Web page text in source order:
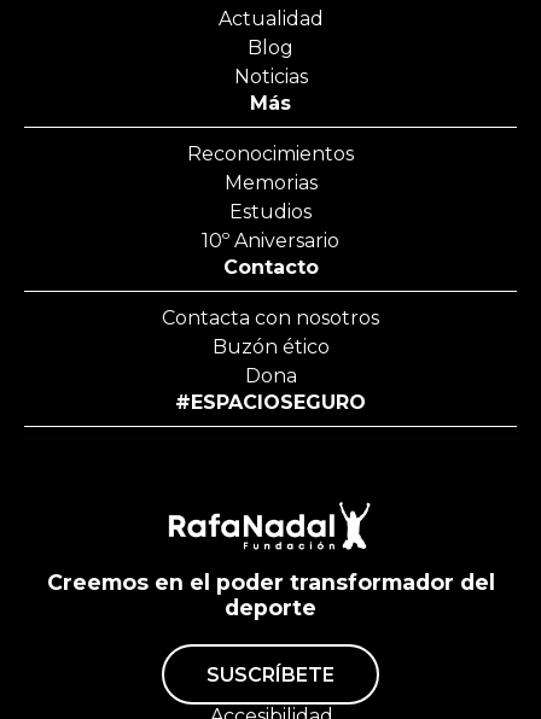
Actualidad
Blog
Noticias
Más
Reconocimientos
Memorias
Estudios
10º Aniversario
Contacto
Contacta con nosotros
Buzón ético
Dona
#ESPACIOSEGURO
Creemos en el poder transformador del
deporte
SUSCRÍBETE